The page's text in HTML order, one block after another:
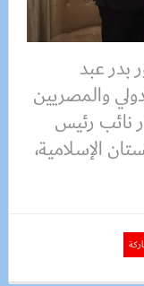
عبد
والمصريين
نائب رئيس
الإسلامية،